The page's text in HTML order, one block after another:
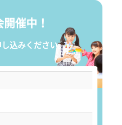
開催中！
込みください。